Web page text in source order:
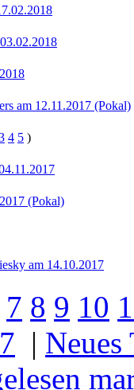
am 12.11.2017 (Pokal)
4 5 )
(Pokal)
am 14.10.2017
7 8 9 10
| Neues